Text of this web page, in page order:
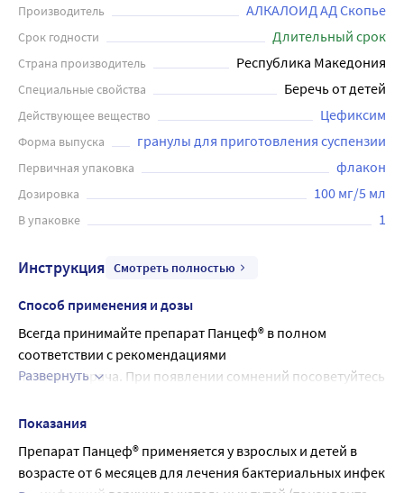
Производитель АЛКАЛОИД АД Скопье
Срок годности Длительный срок
Страна производитель Республика Македония
Специальные свойства Беречь от детей
Действующее вещество Цефиксим
Форма выпуска
Первичная упаковка флакон
Дозировка 100 мг/5 мл
В упаковке 1
Инструкция Смотреть полностью
Способ применения и дозы
Всегда принимайте препарат Панцеф® в полном
соответствии с рекомендациями
лечащего врача. При появлении сомнений посоветуйтесь
Рекомендуемая доза
Точную дозу назначит лечащий врач в зависимости от
того, чем Вы или Ваш ребенок болеете, а также от массы
тела и от возраста.
Развернуть
Показания
Препарат Панцеф® применяется у взрослых и детей в
возрасте от 6 месяцев для лечения бактериальных